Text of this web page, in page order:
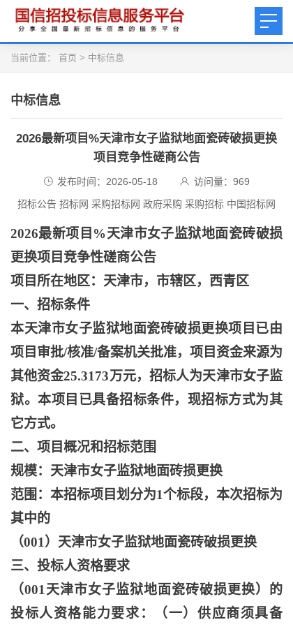
当前位置： 首页 > 中标信息
中标信息
2026最新项目%天津市女子监狱地面瓷砖破损更换
项目竞争性磋商公告
发布时间：2026-05-18 访问量： 969
招标公告 招标网 采购招标网 政府采购 采购招标 中国招标网
2026最新项目%天津市女子监狱地面瓷砖破损
更换项目竞争性磋商公告
项目所在地区：天津市，市辖区，西青区
一、招标条件
本天津市女子监狱地面瓷砖破损更换项目已由
项目审批/核准/备案机关批准，项目资金来源为
其他资金25.3173万元，招标人为天津市女子监
狱。本项目已具备招标条件，现招标方式为其
它方式。
二、项目概况和招标范围
规模：天津市女子监狱地面砖损更换
范围：本招标项目划分为1个标段，本次招标为
其中的
（001）天津市女子监狱地面瓷砖破损更换
三、投标人资格要求
（001天津市女子监狱地面瓷砖破损更换）的
投标人资格能力要求：（一）供应商须具备